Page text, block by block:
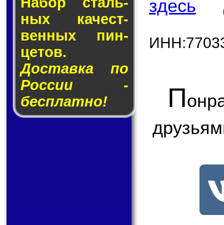
ных ка­чест­
вен­ных пин­
це­тов.
Доставка по
России -
бесплатно!
здесь
П